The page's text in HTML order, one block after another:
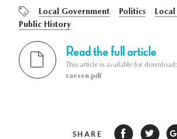
Local Government Politics
Public History
Read the full article
This article is available for download:
vaesen.pdf
SHARE